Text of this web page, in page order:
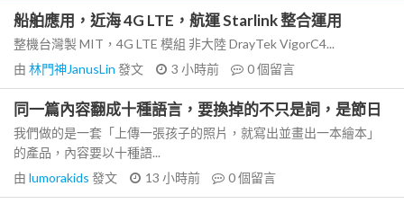
船舶應用，近海 4G LTE，航運 Starlink 整合運用
整機台灣製 MIT，4G LTE 模組 非大陸 DrayTek VigorC4...
由 林門神JanusLin 發文 3 小時前 0個留言
同一篇內容翻成十種語言，要換掉的不只是詞，是節日
我們做的是一套「上傳一張孩子的照片，就寫出並畫出一本繪本」
的產品，內容要以十種語...
由 lumorakids 發文 13 小時前 0個留言